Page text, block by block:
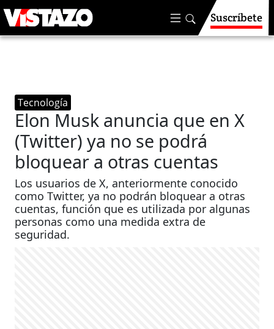
Suscríbete
Tecnología
Elon Musk anuncia que en X
(Twitter) ya no se podrá
bloquear a otras cuentas
Los usuarios de X, anteriormente conocido
como Twitter, ya no podrán bloquear a otras
cuentas, función que es utilizada por algunas
personas como una medida extra de
seguridad.